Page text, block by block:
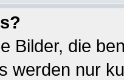
Bilder, die
werden nur